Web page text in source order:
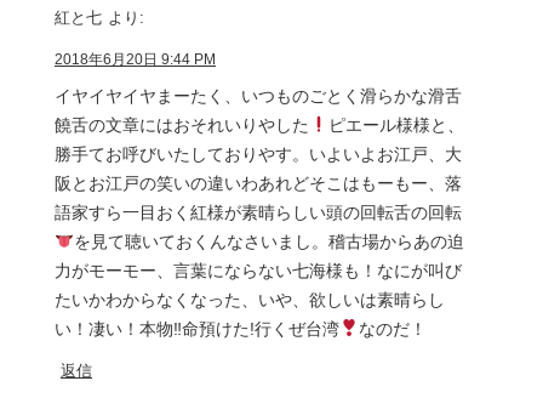
紅と七 より:
2018年6月20日 9:44 PM
イヤイヤイヤまーたく、いつものごとく滑らかな滑舌
饒舌の文章にはおそれいりやした
ピエール様様と、
勝手てお呼びいたしておりやす。いよいよお江戸、大
阪とお江戸の笑いの違いわあれどそこはもーもー、落
語家すら一目おく紅様が素晴らしい頭の回転舌の回転
を見て聴いておくんなさいまし。稽古場からあの迫
力がモーモー、言葉にならない七海様も！なにが叫び
たいかわからなくなった、いや、欲しいは素晴らし
い！凄い！本物‼︎命預けた!行くぜ台湾
なのだ！
返信